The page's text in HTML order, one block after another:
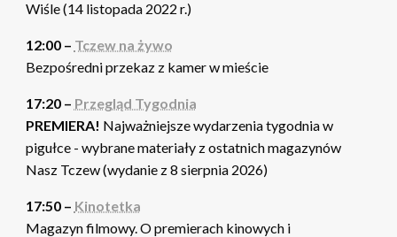
Wiśle (14 listopada 2022 r.)
12:00 – Tczew na żywo
Bezpośredni przekaz z kamer w mieście
17:20 – Przegląd Tygodnia
PREMIERA! Najważniejsze wydarzenia tygodnia w
pigułce - wybrane materiały z ostatnich magazynów
Nasz Tczew (wydanie z 8 sierpnia 2026)
17:50 – Kinotetka
Magazyn filmowy. O premierach kinowych i